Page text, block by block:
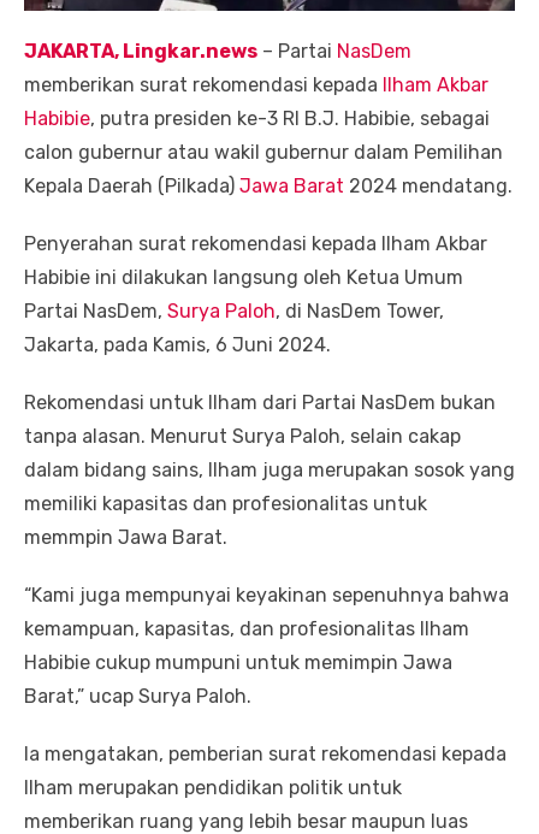
JAKARTA, Lingkar.news – Partai NasDem
memberikan surat rekomendasi kepada Ilham Akbar
Habibie, putra presiden ke-3 RI B.J. Habibie, sebagai
calon gubernur atau wakil gubernur dalam Pemilihan
Kepala Daerah (Pilkada) Jawa Barat 2024 mendatang.
Penyerahan surat rekomendasi kepada Ilham Akbar
Habibie ini dilakukan langsung oleh Ketua Umum
Partai NasDem, Surya Paloh, di NasDem Tower,
Jakarta, pada Kamis, 6 Juni 2024.
Rekomendasi untuk Ilham dari Partai NasDem bukan
tanpa alasan. Menurut Surya Paloh, selain cakap
dalam bidang sains, Ilham juga merupakan sosok yang
memiliki kapasitas dan profesionalitas untuk
memmpin Jawa Barat.
“Kami juga mempunyai keyakinan sepenuhnya bahwa
kemampuan, kapasitas, dan profesionalitas Ilham
Habibie cukup mumpuni untuk memimpin Jawa
Barat,” ucap Surya Paloh.
Ia mengatakan, pemberian surat rekomendasi kepada
Ilham merupakan pendidikan politik untuk
memberikan ruang yang lebih besar maupun luas